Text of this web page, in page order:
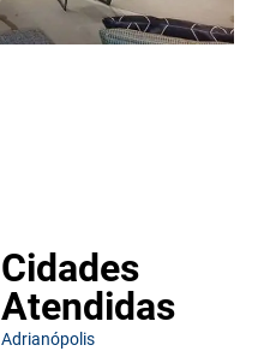
Cidades
Atendidas
Adrianópolis